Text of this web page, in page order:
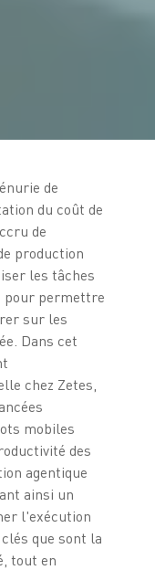
de
du coût de
de
production
les tâches
pour permettre
sur les
Dans cet
chez Zetes,
mobiles
des
agentique
ainsi un
l'exécution
que sont la
tout en